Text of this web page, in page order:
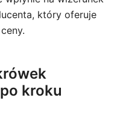
który oferuje
kroku